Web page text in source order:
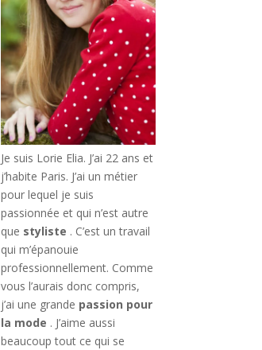
Je suis Lorie Elia. J’ai 22 ans et
j’habite Paris. J’ai un métier
pour lequel je suis
passionnée et qui n’est autre
que styliste . C’est un travail
qui m’épanouie
professionnellement. Comme
vous l’aurais donc compris,
j’ai une grande passion pour
la mode . J’aime aussi
beaucoup tout ce qui se